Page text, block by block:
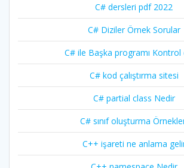
C# dersleri pdf 2022
C# Diziler Örnek Sorular
C# ile Başka programı Kontrol
C# kod çalıştırma sitesi
C# partial class Nedir
C# sınıf oluşturma
C++ işareti ne anlama